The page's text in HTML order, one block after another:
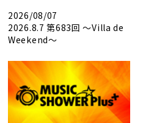
2026/08/07
2026.8.7 第683回 ～Villa de
Weekend～